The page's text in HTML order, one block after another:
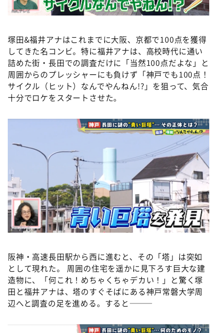
塚田&福井アナはこれまでに大阪、京都で100点を獲得
してきた名コンビ。特に福井アナは、高校時代に通い
詰めた街・長田での調査だけに「当然100点だよな」と
周囲からのプレッシャーにも負けず「神戸でも100点！
サイクル（ヒット）なんでやんねん!?」を狙って、気合
十分でロケをスタートさせた。
阪神・高速長田駅から西に進むと、その「塔」は突如
として現れた。 周囲の住宅を遥かに見下ろす巨大な建
造物に、「何これ！めちゃくちゃデカい！」と驚く塚
田と福井アナは、塔のすぐそばにある神戸常磐大学周
辺へと調査の足を進める。すると———